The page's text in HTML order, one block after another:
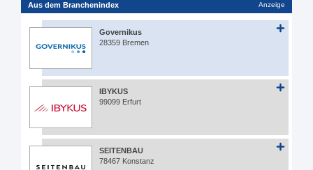
Aus dem Branchenindex Anzeige
Governikus
28359 Bremen
IBYKUS
99099 Erfurt
SEITENBAU
78467 Konstanz